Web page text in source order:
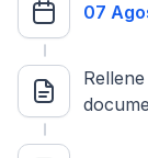
07